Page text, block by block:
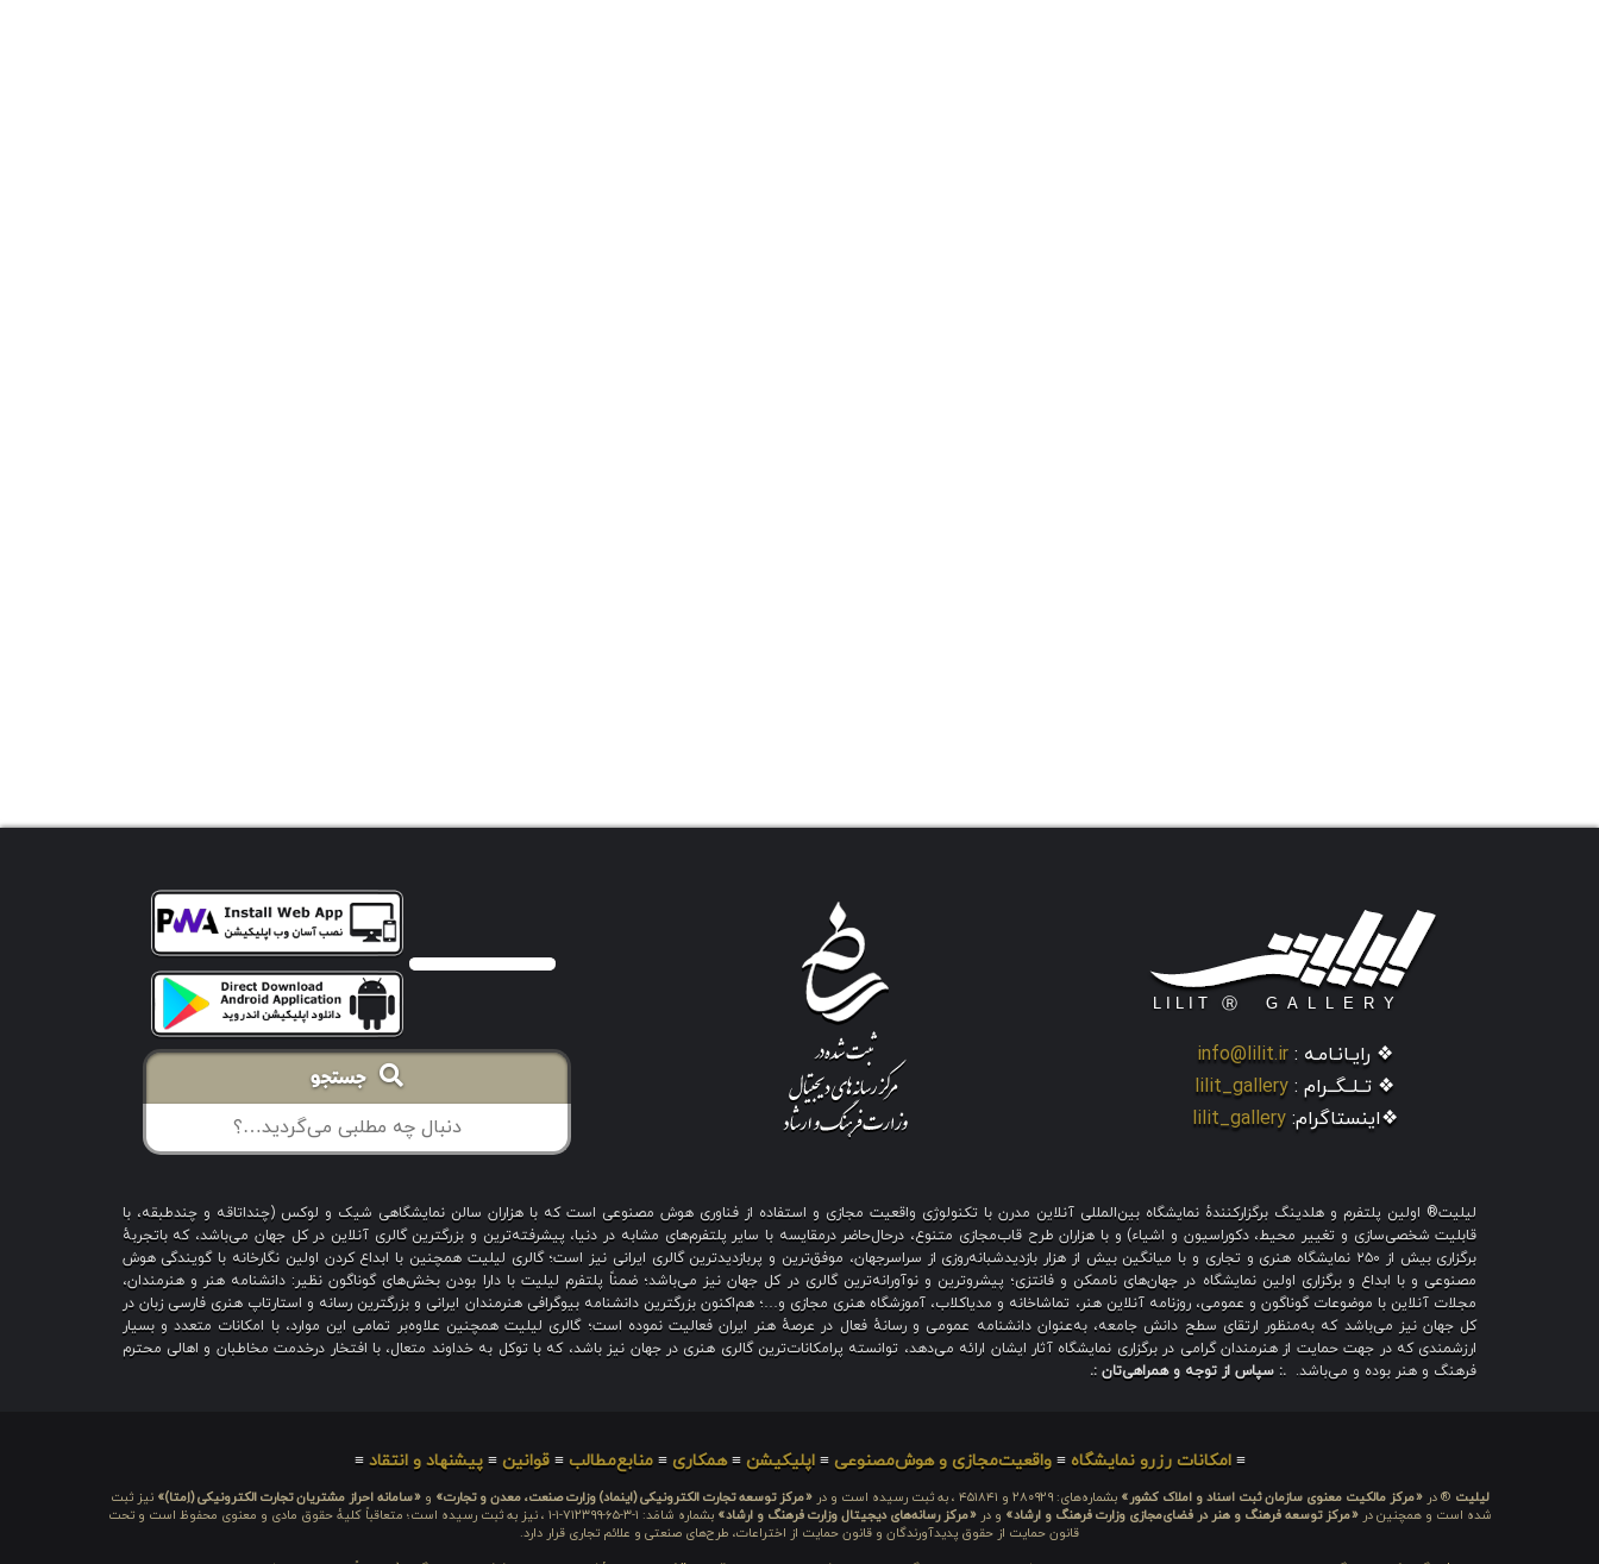
❖ رایـانـامـه : info@lilit.ir
❖ تــلــگــرام : lilit_gallery
❖اینستاگرام: lilit_gallery
جستجو
لیلیت® اولین پلتفرم و هلدینگ برگزارکنندهٔ نمایشگاه بین‌المللی آنلاین مدرن با تکنولوژی واقعیت مجازی و استفاده از فناوری هوش مصنوعی است که با هزاران سالن نمایشگاهی شیک و لوکس (چنداتاقه و چندطبقه، با
قابلیت شخصی‌سازی و تغییر محیط، دکوراسیون و اشیاء) و با هزاران طرح قاب‌مجازی متنوع، درحال‌حاضر درمقایسه با سایر پلتفرم‌های مشابه در دنیا، پیشرفته‌ترین و بزرگترین گالری آنلاین در کل جهان می‌باشد، که باتجربهٔ
برگزاری بیش از ۲۵۰ نمایشگاه هنری و تجاری و با میانگین بیش از هزار بازدیدشبانه‌روزی از سراسرجهان، موفق‌ترین و پربازدیدترین گالری ایرانی نیز است؛ گالری لیلیت همچنین با ابداع کردن اولین نگارخانه با گویندگی هوش
مصنوعی و با ابداع و برگزاری اولین نمایشگاه در جهان‌های ناممکن و فانتزی؛ پیشروترین و نوآورانه‌ترین گالری در کل جهان نیز می‌باشد؛ ضمناً پلتفرم لیلیت با دارا بودن بخش‌های گوناگون نظیر: دانشنامه هنر و هنرمندان،
مجلات آنلاین با موضوعات گوناگون و عمومی، روزنامه آنلاین هنر، تماشاخانه و مدیاکلاب، آموزشگاه هنری مجازی و…؛ هم‌اکنون بزرگترین دانشنامه بیوگرافی هنرمندان ایرانی و بزرگترین رسانه و استارتاپ هنری فارسی زبان در
کل جهان نیز می‌باشد که به‌منظور ارتقای سطح دانش جامعه، به‌عنوان دانشنامه عمومی و رسانهٔ فعال در عرصهٔ هنر ایران فعالیت نموده است؛ گالری لیلیت همچنین علاوه‌بر تمامی این موارد، با امکانات متعدد و بسیار
ارزشمندی که در جهت حمایت از هنرمندان گرامی در برگزاری نمایشگاه آثار ایشان ارائه می‌دهد، توانسته پرامکانات‌ترین گالری هنری در جهان نیز باشد، که با توکل به خداوند متعال، با افتخار درخدمت مخاطبان و اهالی محترم
فرهنگ و هنر بوده و می‌باشد. .: سپاس از توجه و همراهی‌تان :.
≡امکانات رزرو نمایشگاه ≡واقعیت‌مجازی و هوش‌مصنوعی ≡اپلیکیشن ≡همکاری ≡منابع‌مطالب ≡قوانین ≡پیشنهاد و انتقاد ≡
لیلیت ® در «مرکز مالکیت معنوی سازمان ثبت اسناد و املاک کشور» بشماره‌های: ۲۸۰۹۲۹ و ۴۵۱۸۴۱ ، به ثبت رسیده است و در «مرکز توسعه تجارت الکترونیکی (اینماد) وزارت صنعت، معدن و تجارت» و «سامانه احراز مشتریان تجارت الکترونیکی (اِمتا)» نیز ثبت
شده است و همچنین در«مرکز توسعه فرهنگ و هنر در فضای‌مجازی وزارت فرهنگ و ارشاد» و در«مرکز رسانه‌های دیجیتال وزارت فرهنگ و ارشاد»
بشماره شامَد: ۱-۳-۶۵-۷۱۲۳۹۹-۱-۱ ، نیز به ثبت رسیده است؛ متعاقباً کلیهٔ حقوق مادی و معنوی محفوظ است و تحت
قانون حمایت از حقوق پدیدآورندگان و قانون حمایت از اختراعات، طرح‌های صنعتی و علائم تجاری قرار دارد.